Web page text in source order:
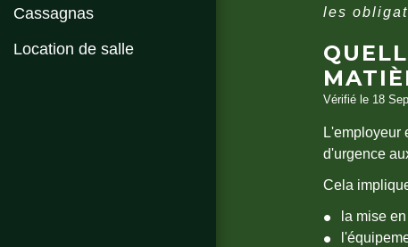
Cassagnas
Location de salle
les
Vérifié le 18
L'employeur
d'urgence
Cela
la mise